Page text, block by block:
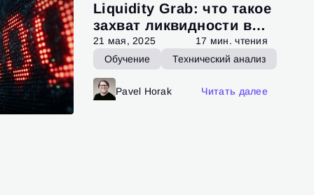
Liquidity Grab: что такое
захват ликвидности в
трейдинге
21 мая, 2025
17 мин. чтения
Обучение
Технический анализ
Pavel Horak Читать далее